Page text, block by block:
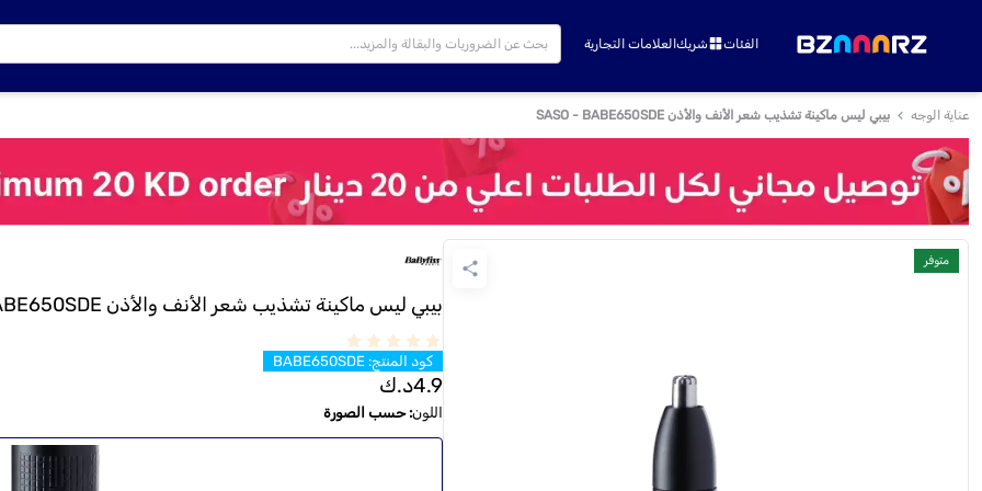
الفئات شريكالعلامات التجارية
عناية الوجه بيبي ليس ماكينة تشذيب شعر الأنف والأذن SASO - BABE650SDE
متوفر
بيبي ليس ماكينة تشذيب شعر الأنف والأذن SASO - BABE650SDE
كود المنتج:
BABE650SDE
4.9د.ك
اللون:حسب الصورة